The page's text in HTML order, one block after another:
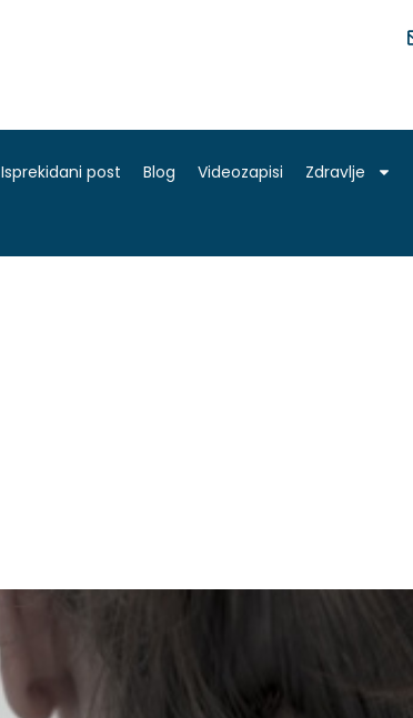
Isprekidani post Blog Videozapisi Zdravlje